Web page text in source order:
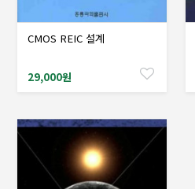
샘플도서신청
CMOS REIC 설계
29,000원